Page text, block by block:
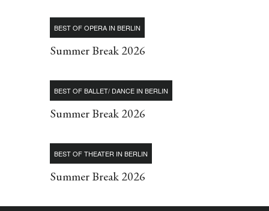
BEST OF OPERA IN BERLIN
Summer Break 2026
BEST OF BALLET/ DANCE IN BERLIN
Summer Break 2026
BEST OF THEATER IN BERLIN
Summer Break 2026